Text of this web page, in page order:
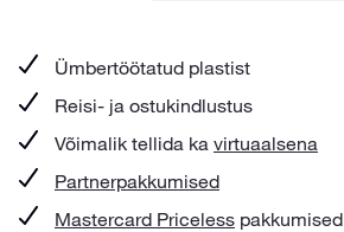
Ümbertöötatud plastist
Reisi- ja ostukindlustus
Võimalik tellida ka virtuaalsena
Partnerpakkumised
Mastercard Priceless pakkumised